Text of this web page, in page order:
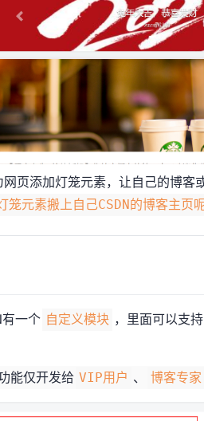
添加灯笼元素，让自己的博客
笼元素搬上自己CSDN的博客主页呢
一个 自定义模块 ，里面可以支
能仅开发给 VIP用户 、 博客专家